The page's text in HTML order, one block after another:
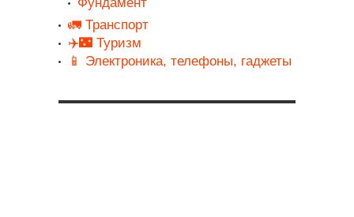
🚛 Транспорт
✈️🌃 Туризм
📱 Электроника, телефоны, гаджеты